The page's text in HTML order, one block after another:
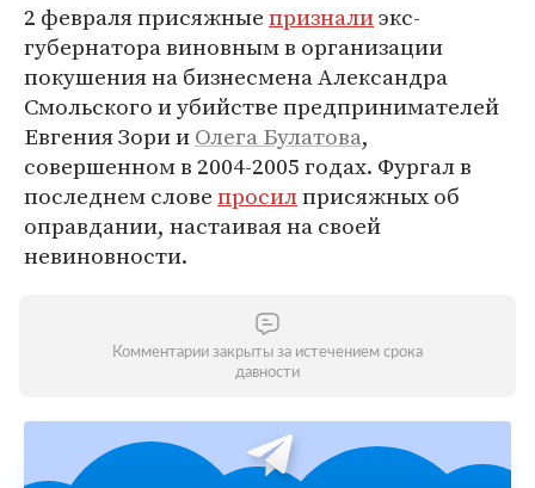
2 февраля присяжныепризналиэкс-
губернатора виновным в организации
покушения на бизнесмена Александра
Смольского и убийстве предпринимателей
Евгения Зори иОлега Булатова,
совершенном в 2004-2005 годах. Фургал в
последнем словепросилприсяжных об
оправдании, настаивая на своей
невиновности.
Комментарии закрыты за истечением срока
давности